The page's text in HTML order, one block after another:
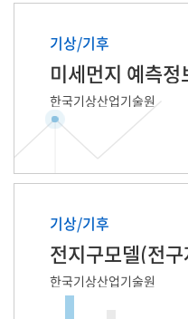
기상/기후
미세먼지 예측정
한국기상산업기술원
기상/기후
전지구모델(전
한국기상산업기술원